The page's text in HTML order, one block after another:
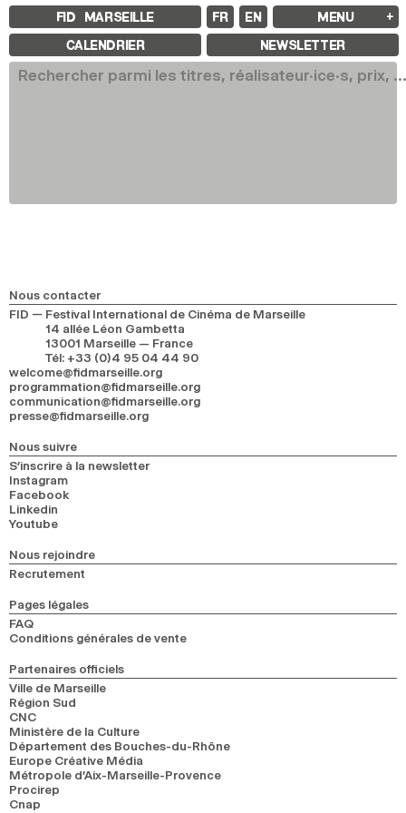
FID MARSEILLE FR EN MENU
FID MARSEILLE
À PROPOS
LE FID À L’ANNÉE
ÉDUCATION À L’IMAGE
CALENDRIER
FID LAB 18
FID CAMPUS 13
ARCHIVES
2025
2024
2023
2022
RECHERCHE
CALENDRIER NEWSLETTER
Nous contacter
FID — Festival International de Cinéma de Marseille
14 allée Léon Gambetta
13001 Marseille — France
Tél: +33 (0)4 95 04 44 90
welcome@fidmarseille.org
programmation@fidmarseille.org
communication@fidmarseille.org
presse@fidmarseille.org
Nous suivre
S’inscrire à la newsletter
Instagram
Facebook
Linkedin
Youtube
Nous rejoindre
Recrutement
Pages légales
FAQ
Conditions générales de vente
Partenaires officiels
Ville de Marseille
Région Sud
CNC
Ministère de la Culture
Département des Bouches-du-Rhône
Europe Créative Média
Métropole d’Aix-Marseille-Provence
Procirep
Cnap